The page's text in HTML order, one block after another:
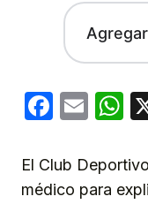
El Club
médico para